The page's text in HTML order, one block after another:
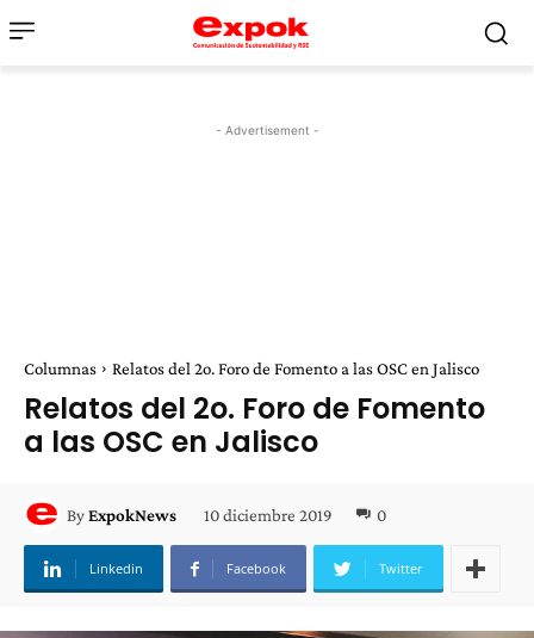
- Advertisement -
Columnas Relatos del 2o. Foro de Fomento a las OSC en Jalisco
Relatos del 2o. Foro de Fomento
a las OSC en Jalisco
ByExpokNews 10 diciembre 2019 0
Linkedin Facebook Twitter